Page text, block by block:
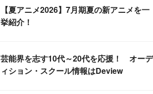
【夏アニメ2026】7月期夏の新アニメを一
挙紹介！
芸能界を志す10代～20代を応援！ オーデ
ィション・スクール情報はDeview